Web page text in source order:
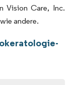
Vision Care, Inc.
andere.